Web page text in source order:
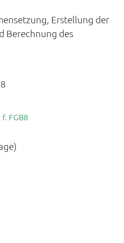
Erstellung der
Berechnung des
FGB8